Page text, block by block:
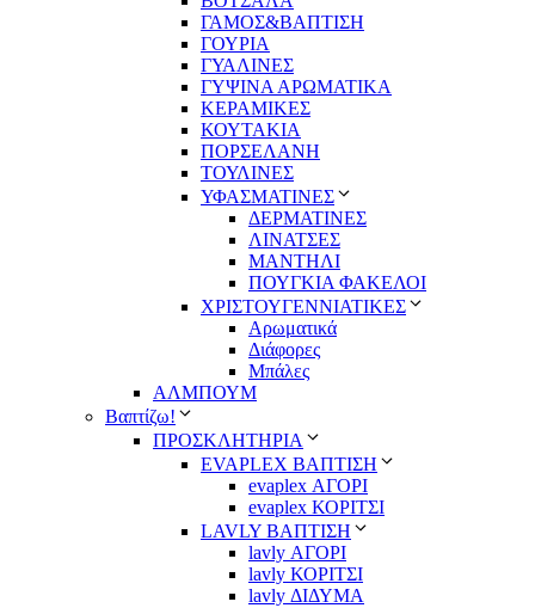
ΓΑΜΟΣ&ΒΑΠΤΙΣΗ
ΓΟΥΡΙΑ
ΓΥΑΛΙΝΕΣ
ΓΥΨΙΝΑ ΑΡΩΜΑΤΙΚΑ
ΚΕΡΑΜΙΚΕΣ
ΚΟΥΤΑΚΙΑ
ΠΟΡΣΕΛΑΝΗ
ΤΟΥΛΙΝΕΣ
ΥΦΑΣΜΑΤΙΝΕΣ
ΔΕΡΜΑΤΙΝΕΣ
ΛΙΝΑΤΣΕΣ
ΜΑΝΤΗΛΙ
ΠΟΥΓΚΙΑ ΦΑΚΕΛΟΙ
ΧΡΙΣΤΟΥΓΕΝΝΙΑΤΙΚΕΣ
Αρωματικά
Διάφορες
Μπάλες
ΑΛΜΠΟΥΜ
Βαπτίζω!
ΠΡΟΣΚΛΗΤΗΡΙΑ
EVAPLEX ΒΑΠΤΙΣΗ
evaplex ΑΓΟΡΙ
evaplex ΚΟΡΙΤΣΙ
LAVLY ΒΑΠΤΙΣΗ
lavly ΑΓΟΡΙ
lavly ΚΟΡΙΤΣΙ
lavly ΔΙΔΥΜΑ